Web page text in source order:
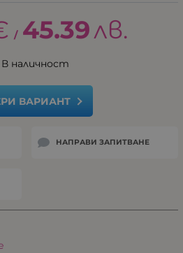
/ 45.39лв.
В наличност
ВАРИАНТ
НАПРАВИ ЗАПИТВАНЕ